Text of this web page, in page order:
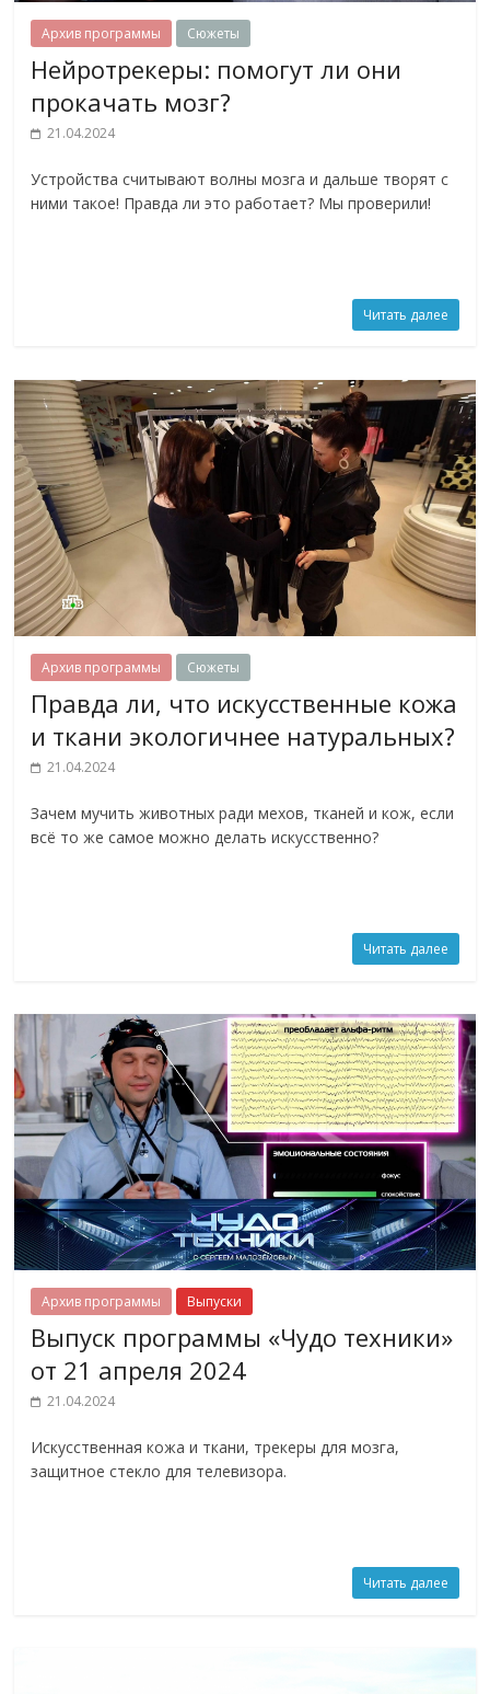
Архив программы Сюжеты
Нейротрекеры: помогут ли они
прокачать мозг?
21.04.2024
Устройства считывают волны мозга и дальше творят с
ними такое! Правда ли это работает? Мы проверили!
Читать далее
Архив программы Сюжеты
Правда ли, что искусственные кожа
и ткани экологичнее натуральных?
21.04.2024
Зачем мучить животных ради мехов, тканей и кож, если
всё то же самое можно делать искусственно?
Читать далее
Архив программы Выпуски
Выпуск программы «Чудо техники»
от 21 апреля 2024
21.04.2024
Искусственная кожа и ткани, трекеры для мозга,
защитное стекло для телевизора.
Читать далее